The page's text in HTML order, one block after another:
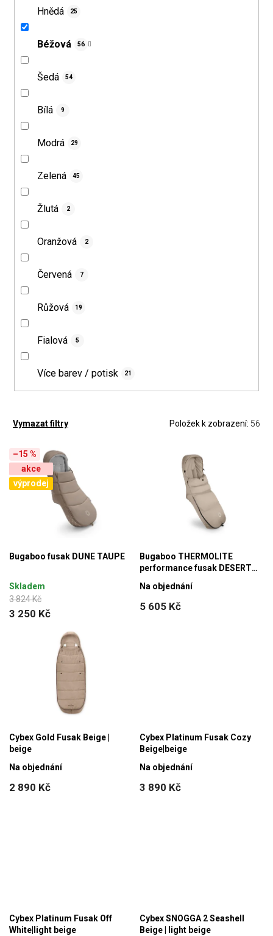
Hnědá 25
Béžová 56
Šedá 54
Bílá 9
Modrá 29
Zelená 45
Žlutá 2
Oranžová 2
Červená 7
Růžová 19
Fialová 5
Více barev / potisk 21
Vymazat filtry Položek k zobrazení: 56
–15 %
akce
výprodej
Bugaboo fusak DUNE TAUPE
3 824 Kč
3 250 Kč
Skladem
Bugaboo THERMOLITE
performance fusak DESERT
5 605 Kč
Na objednání
Cybex Gold Fusak Beige |
beige
2 890 Kč
Na objednání
Cybex Platinum Fusak Cozy
Beige|beige
3 890 Kč
Na objednání
Cybex Platinum Fusak Off
White|light beige
Cybex SNOGGA 2 Seashell
Beige | light beige